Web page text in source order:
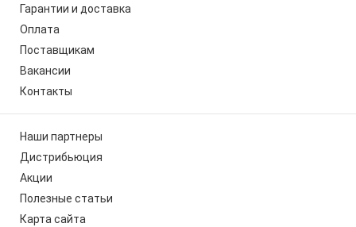
Гарантии и доставка
Оплата
Поставщикам
Вакансии
Контакты
Наши партнеры
Дистрибьюция
Акции
Полезные статьи
Карта сайта